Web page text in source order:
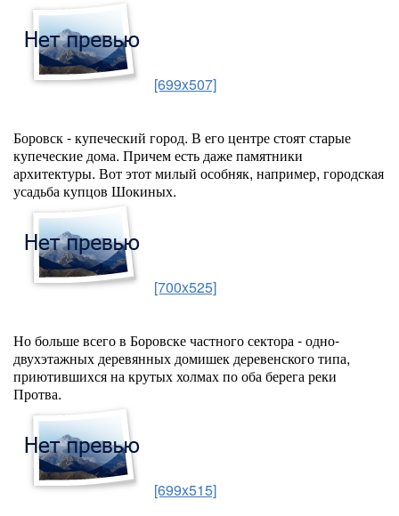
[699x507]
Боровск - купеческий город. В его центре стоят старые
купеческие дома. Причем есть даже памятники
архитектуры. Вот этот милый особняк, например, городская
усадьба купцов Шокиных.
[700x525]
Но больше всего в Боровске частного сектора - одно-
двухэтажных деревянных домишек деревенского типа,
приютившихся на крутых холмах по оба берега реки
Протва.
[699x515]